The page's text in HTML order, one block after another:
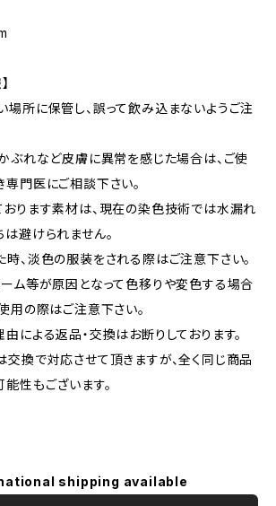
所に保管し、誤って飲み込まないようご注
ぶれなど皮膚に異常を感じた場合は、ご使
門医にご相談下さい。
おります素材は、現在の染色技術では水漏れ
避けられません。
、淡色の服装をされる際はご注意下さい。
ム等が原因となって色移りや変色する場合
用の際はご注意下さい。
による返品・交換はお断りしております。
換で対応させて頂きますが、全く同じ商品
性もございます。
shipping available